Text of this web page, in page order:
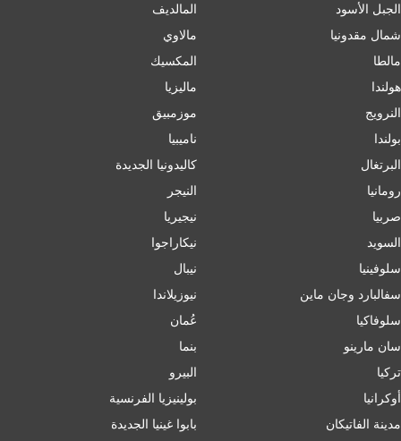
الجبل الأسود
شمال مقدونيا
مالطا
هولندا
النرويج
بولندا
البرتغال
رومانيا
صربيا
السويد
سلوفينيا
سفالبارد وجان ماين
سلوفاكيا
سان مارينو
تركيا
أوكرانيا
مدينة الفاتيكان
المالديف
مالاوي
المكسيك
ماليزيا
موزمبيق
ناميبيا
كاليدونيا الجديدة
النيجر
نيجيريا
نيكاراجوا
نيبال
نيوزيلاندا
عُمان
بنما
البيرو
بولينيزيا الفرنسية
بابوا غينيا الجديدة